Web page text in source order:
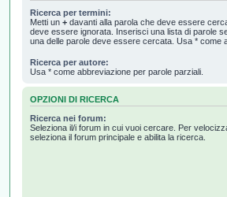
Ricerca per termini:
Metti un + davanti alla parola che deve essere
deve essere ignorata. Inserisci una lista di parole
una delle parole deve essere cercata. Usa * come
Ricerca per autore:
Usa * come abbreviazione per parole parziali.
OPZIONI DI RICERCA
Ricerca nei forum:
Seleziona il/i forum in cui vuoi cercare. Per
seleziona il forum principale e abilita la ricerca.